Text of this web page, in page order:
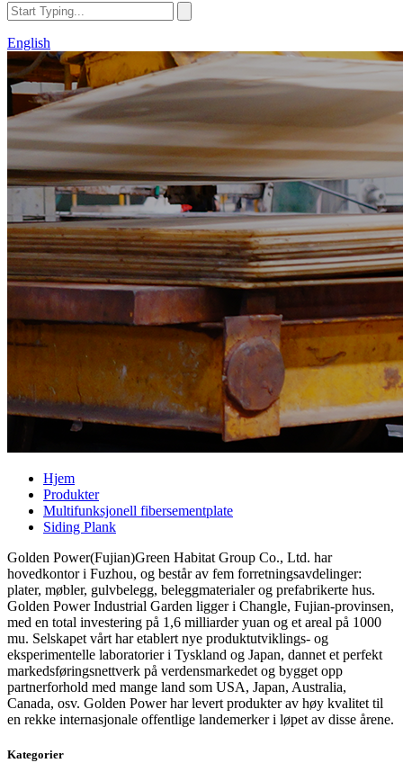
English
Hjem
Produkter
Multifunksjonell fibersementplate
Siding Plank
Golden Power(Fujian)Green Habitat Group Co., Ltd. har
hovedkontor i Fuzhou, og består av fem forretningsavdelinger:
plater, møbler, gulvbelegg, beleggmaterialer og prefabrikerte hus.
Golden Power Industrial Garden ligger i Changle, Fujian-provinsen,
med en total investering på 1,6 milliarder yuan og et areal på 1000
mu. Selskapet vårt har etablert nye produktutviklings- og
eksperimentelle laboratorier i Tyskland og Japan, dannet et perfekt
markedsføringsnettverk på verdensmarkedet og bygget opp
partnerforhold med mange land som USA, Japan, Australia,
Canada, osv. Golden Power har levert produkter av høy kvalitet til
en rekke internasjonale offentlige landemerker i løpet av disse årene.
Kategorier